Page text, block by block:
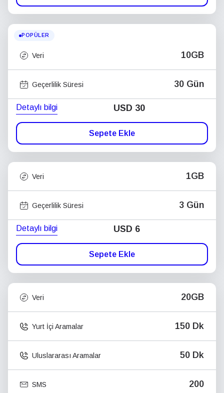
POPÜLER
Veri 10GB
Geçerlilik Süresi 30 Gün
Detaylı bilgi USD 30
Sepete Ekle
Veri 1GB
Geçerlilik Süresi 3 Gün
Detaylı bilgi USD 6
Sepete Ekle
Veri 20GB
Yurt İçi Aramalar 150 Dk
Uluslararası Aramalar 50 Dk
SMS 200